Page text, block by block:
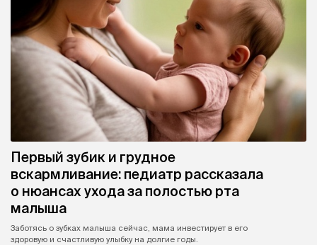
Первый зубик и грудное
вскармливание: педиатр рассказала
о нюансах ухода за полостью рта
малыша
Заботясь о зубках малыша сейчас, мама инвестирует в его
здоровую и счастливую улыбку на долгие годы.